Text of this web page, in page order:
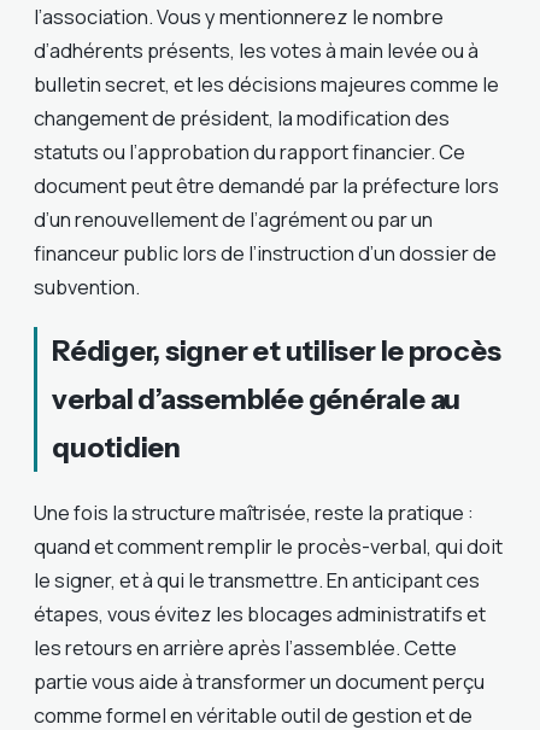
l’association. Vous y mentionnerez le nombre
d’adhérents présents, les votes à main levée ou à
bulletin secret, et les décisions majeures comme le
changement de président, la modification des
statuts ou l’approbation du rapport financier. Ce
document peut être demandé par la préfecture lors
d’un renouvellement de l’agrément ou par un
financeur public lors de l’instruction d’un dossier de
subvention.
Rédiger, signer et utiliser le procès
verbal d’assemblée générale au
quotidien
Une fois la structure maîtrisée, reste la pratique :
quand et comment remplir le procès-verbal, qui doit
le signer, et à qui le transmettre. En anticipant ces
étapes, vous évitez les blocages administratifs et
les retours en arrière après l’assemblée. Cette
partie vous aide à transformer un document perçu
comme formel en véritable outil de gestion et de